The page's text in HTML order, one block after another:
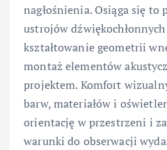
nagłośnienia. Osiąga się to
ustrojów
kształtowanie geometrii
montaż elementów
projektem. Komfort
barw, materiałów i
orientację w przestrzeni i
warunki do obserwacji